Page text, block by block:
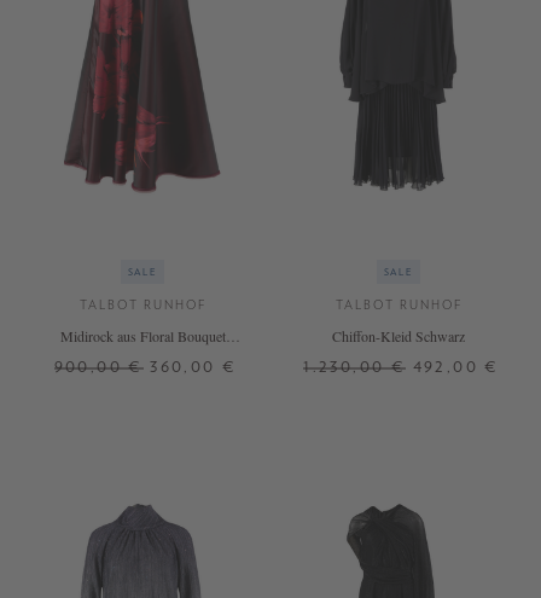
SALE
TALBOT RUNHOF
Midirock aus Floral Bouquet
900,00 € 360,00 €
SALE
TALBOT RUNHOF
Chiffon-Kleid Schwarz
1.230,00 € 492,00 €